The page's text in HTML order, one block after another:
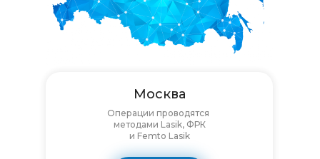
Москва
Операции проводятся
методами Lasik, ФРК
и Femto Lasik